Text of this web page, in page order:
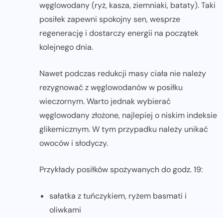
węglowodany (ryż, kasza, ziemniaki, bataty). Taki
posiłek zapewni spokojny sen, wesprze
regenerację i dostarczy energii na początek
kolejnego dnia.
Nawet podczas redukcji masy ciała nie należy
rezygnować z węglowodanów w posiłku
wieczornym. Warto jednak wybierać
węglowodany złożone, najlepiej o niskim indeksie
glikemicznym. W tym przypadku należy unikać
owoców i słodyczy.
Przykłady posiłków spożywanych do godz. 19:
sałatka z tuńczykiem, ryżem basmati i
oliwkami